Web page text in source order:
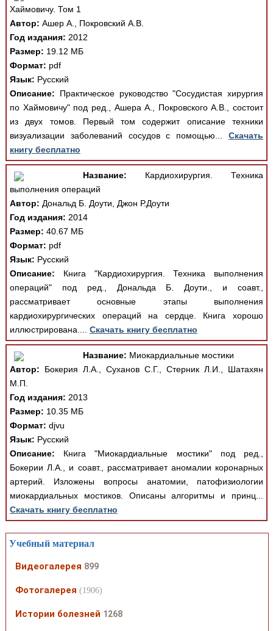
Хаймовичу. Том 1
Автор: Ашер А., Покровский А.В.
Год издания: 2012
Размер: 19.12 МБ
Формат: pdf
Язык: Русский
Описание: Практическое руководство "Сосудистая хирургия
по Хаймовичу" под ред., Ашера А., Покровского А.В., состоит
из двух томов. Первый том содержит описание техники
визуализации заболеваний сосудов с помощью...Скачать
книгу бесплатно
Название: Кардиохирургия. Техника
выполнения операций
Автор: Дональд Б. Доути, Джон Р.Доути
Год издания: 2014
Размер: 40.67 МБ
Формат: pdf
Язык: Русский
Описание: Книга "Кардиохирургия. Техника выполнения
операций" под ред., Дональда Б. Доути., и соавт.,
рассматривает основные этапы выполнения
кардиохирургических операций на сердце. Книга хорошо
иллюстрирована.... Скачать книгу бесплатно
Название: Миокардиальные мостики
Автор: Бокерия Л.А., Суханов С.Г., Стерник Л.И., Шатахян
М.П.
Год издания: 2013
Размер: 10.35 МБ
Формат: djvu
Язык: Русский
Описание: Книга "Миокардиальные мостики" под ред.,
Бокерии Л.А., и соавт., рассматривает аномалии коронарных
артерий. Изложены вопросы анатомии, патофизиологии
миокардиальных мостиков. Описаны алгоритмы и принц...
Скачать книгу бесплатно
Учебный материал
Видеогалерея 899
Фотогалерея (1906)
Истории болезней 1268